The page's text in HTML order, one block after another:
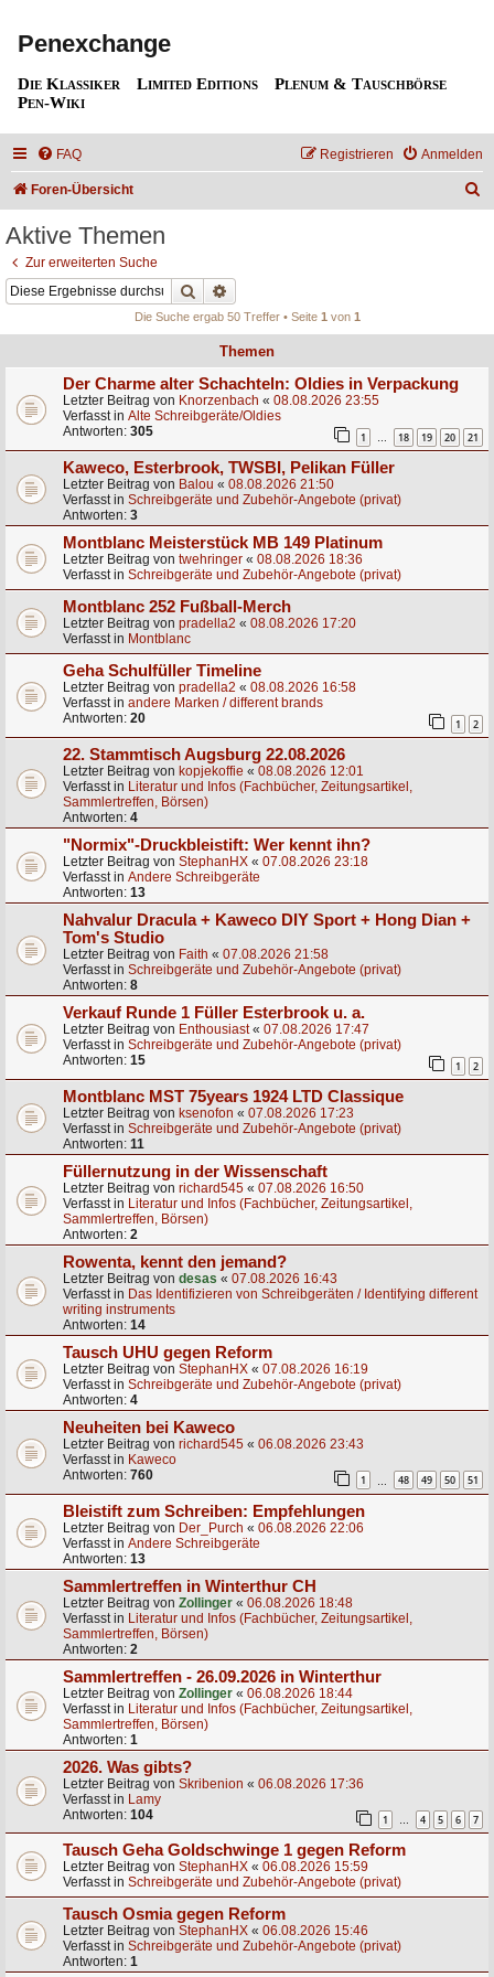
Penexchange
Die Klassiker Limited Editions
Plenum & Tauschbörse
Pen-Wiki
FAQ Anmelden
Registrieren
Foren-Übersicht
Aktive Themen
Zur erweiterten Suche
Suche
Die Suche ergab 50 Treffer • Seite 1von 1
Themen
Der Charme alter Schachteln: Oldies in Verpackung
Letzter Beitrag von Knorzenbach « 08.08.2026 23:55
Verfasst in Alte Schreibgeräte/Oldies
Antworten: 305 1 … 18 19 20 21
Kaweco, Esterbrook, TWSBI, Pelikan Füller
Letzter Beitrag von Balou « 08.08.2026 21:50
Verfasst in Schreibgeräte und Zubehör-Angebote (privat)
Antworten: 3
Montblanc Meisterstück MB 149 Platinum
Letzter Beitrag von twehringer « 08.08.2026 18:36
Verfasst in Schreibgeräte und Zubehör-Angebote (privat)
Montblanc 252 Fußball-Merch
Letzter Beitrag von pradella2 « 08.08.2026 17:20
Verfasst in Montblanc
Geha Schulfüller Timeline
Letzter Beitrag von pradella2 « 08.08.2026 16:58
Verfasst in andere Marken / different brands
Antworten: 20 1 2
22. Stammtisch Augsburg 22.08.2026
Letzter Beitrag von kopjekoffie « 08.08.2026 12:01
Verfasst in Literatur und Infos (Fachbücher, Zeitungsartikel,
Sammlertreffen, Börsen)
Antworten: 4
"Normix"-Druckbleistift: Wer kennt ihn?
Letzter Beitrag von StephanHX « 07.08.2026 23:18
Verfasst in Andere Schreibgeräte
Antworten: 13
Nahvalur Dracula + Kaweco DIY Sport + Hong Dian +
Tom's Studio
Letzter Beitrag von Faith « 07.08.2026 21:58
Verfasst in Schreibgeräte und Zubehör-Angebote (privat)
Antworten: 8
Verkauf Runde 1 Füller Esterbrook u. a.
Letzter Beitrag von Enthousiast« 07.08.2026 17:47
Verfasst in Schreibgeräte und Zubehör-Angebote (privat)
Antworten: 15 1 2
Montblanc MST 75years 1924 LTD Classique
Letzter Beitrag von ksenofon « 07.08.2026 17:23
Verfasst in Schreibgeräte und Zubehör-Angebote (privat)
Antworten: 11
Füllernutzung in der Wissenschaft
Letzter Beitrag von richard545 « 07.08.2026 16:50
Verfasst in Literatur und Infos (Fachbücher, Zeitungsartikel,
Sammlertreffen, Börsen)
Antworten: 2
Rowenta, kennt den jemand?
Letzter Beitrag von desas « 07.08.2026 16:43
Verfasst in Das Identifizieren von Schreibgeräten / Identifying different
writing instruments
Antworten: 14
Tausch UHU gegen Reform
Letzter Beitrag von StephanHX « 07.08.2026 16:19
Verfasst in Schreibgeräte und Zubehör-Angebote (privat)
Antworten: 4
Neuheiten bei Kaweco
Letzter Beitrag von richard545 « 06.08.2026 23:43
Verfasst in Kaweco
Antworten: 760 1 48 49 50 51
Bleistift zum Schreiben: Empfehlungen
Letzter Beitrag von Der_Purch « 06.08.2026 22:06
Verfasst in Andere Schreibgeräte
Antworten: 13
Sammlertreffen in Winterthur CH
Letzter Beitrag von Zollinger « 06.08.2026 18:48
Verfasst in Literatur und Infos (Fachbücher, Zeitungsartikel,
Sammlertreffen, Börsen)
Antworten: 2
Sammlertreffen - 26.09.2026 in Winterthur
Letzter Beitrag von Zollinger « 06.08.2026 18:44
Verfasst in Literatur und Infos (Fachbücher, Zeitungsartikel,
Sammlertreffen, Börsen)
Antworten: 1
2026. Was gibts?
Letzter Beitrag von Skribenion « 06.08.2026 17:36
Verfasst in Lamy
Antworten: 104 1 … 4 5 6 7
Tausch Geha Goldschwinge 1 gegen Reform
Letzter Beitrag von StephanHX « 06.08.2026 15:59
Verfasst in Schreibgeräte und Zubehör-Angebote (privat)
Tausch Osmia gegen Reform
Letzter Beitrag von StephanHX « 06.08.2026 15:46
Verfasst in Schreibgeräte und Zubehör-Angebote (privat)
Antworten: 1